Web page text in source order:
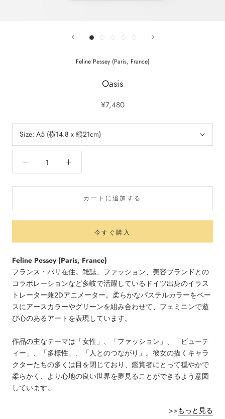
Feline Pessey (Paris, France)
Oasis
¥7,480
Size: A5 (横14.8 x 縦21cm)
カートに追加する
今すぐ購入
Feline Pessey (Paris, France)
フランス・パリ在住。雑誌、ファッション、美容ブランドとの
コラボレーションなど多岐で活躍しているドイツ出身のイラス
トレーター兼2Dアニメーター。柔らかなパステルカラーをベー
スにアースカラーやグリーンを組み合わせて、フェミニンで遊
び心のあるアートを表現しています。
作品の主なテーマは「女性」、「ファッション」、「ビューテ
ィー」、「多様性」、「人とのつながり」。彼女の描くキャラ
クターたちの多くは目を閉じており、鑑賞者にとって穏やかで
柔らかく、より心地の良い世界を夢見ることができるよう意図
しています。
>>もっと見る